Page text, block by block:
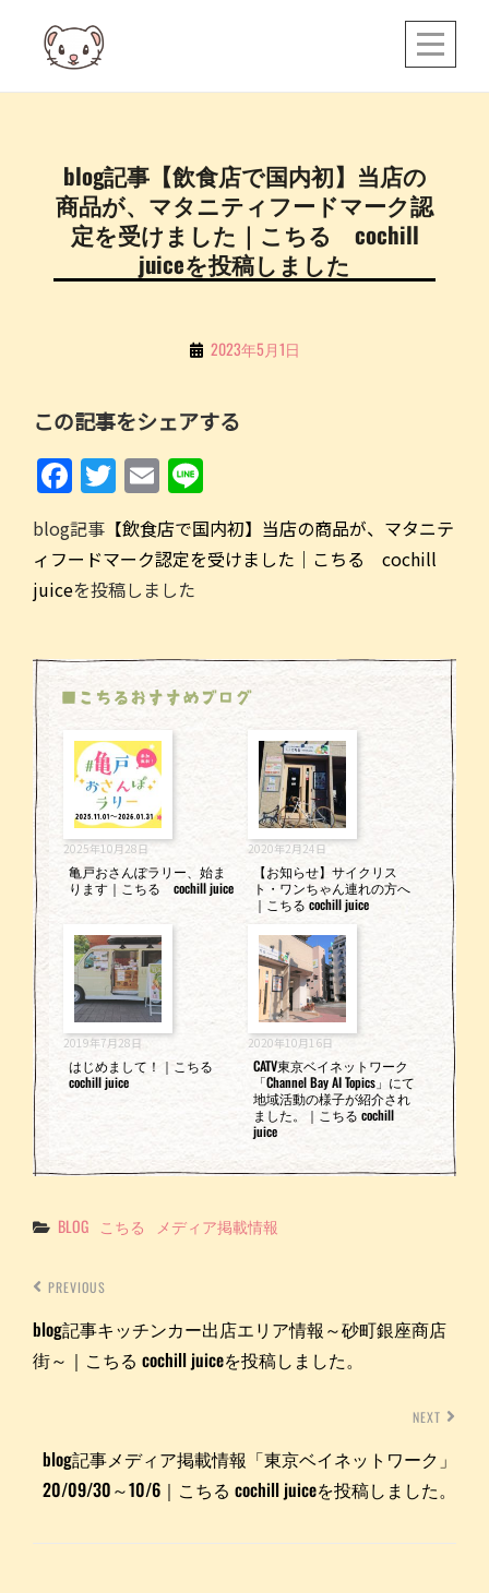
content
blog記事【飲食店で国内初】当店の
商品が、マタニティフードマーク認
定を受けました｜こちる cochill
juiceを投稿しました
By
る
2023年5月1日
この記事をシェアする
F
a
c
e
o
o
k
T
w
itt
er
E
m
ai
l
n
e
blog記事 【飲食店で国内初】当店の商品が、マタニテ
ィフードマーク認定を受けました｜こちる cochill
juiceを投稿しました
■こちるおすすめブログ
2025年10月28日
亀戸おさんぽラリー、始ま
ります｜こちる cochill juice
2020年2月24日
【お知らせ】サイクリス
ト・ワンちゃん連れの方へ
｜こちる cochill juice
2019年7月28日
はじめまして！｜こちる
cochill juice
2020年10月16日
CATV東京ベイネットワーク
「Channel Bay AI Topics」にて
地域活動の様子が紹介され
ました。｜こちる cochill
juice
Categories
BLOG こちる メディア掲載情報
稿
ナ
ゲ
ン
PREVIOUS
blog記事キッチンカー出店エリア情報～砂町銀座商店
街～｜こちる cochill juiceを投稿しました。
NEXT
blog記事メディア掲載情報「東京ベイネットワーク」
20/09/30～10/6｜こちる cochill juiceを投稿しました。